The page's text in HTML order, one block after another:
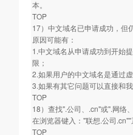
本。
TOP
17）中文域名已申请成功，但
原因可能有：
1.中文域名从申请成功到开始
限；
2.如果用户的中文域名是通过
3.如果有其它问题可以直接和
TOP
18）查找".公司、.cn"或".网络
在浏览器键入："联想.公司
TOP